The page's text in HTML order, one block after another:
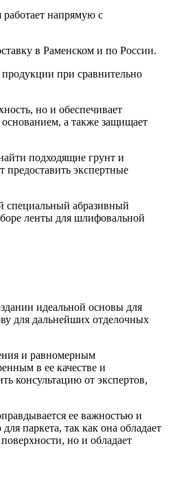
напрямую с
в Раменском и по России.
при сравнительно
но и обеспечивает
а также защищает
подходящие грунт и
предоставить экспертные
специальный абразивный
ленты для шлифовальной
идеальной основы для
для дальнейших отделочных
и равномерным
в ее качестве и
консультацию от экспертов,
ее важностью и
паркета, так как она обладает
но и обладает